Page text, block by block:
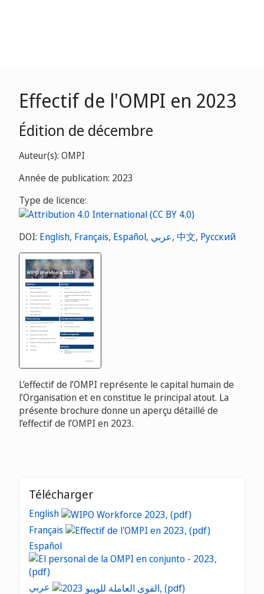
Effectif de l'OMPI en 2023
Édition de décembre
Auteur(s): OMPI
Année de publication: 2023
Type de licence:
DOI: English, Français, Español, عربي, 中文, Русский
L’effectif de l’OMPI représente le capital humain de
l’Organisation et en constitue le principal atout. La
présente brochure donne un aperçu détaillé de
l’effectif de l’OMPI en 2023.
Télécharger
English
Français
Español